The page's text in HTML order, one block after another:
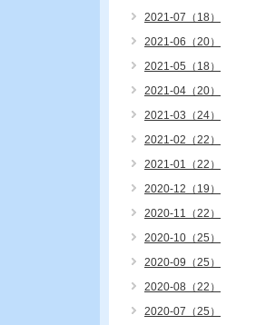
2021-07（18）
2021-06（20）
2021-05（18）
2021-04（20）
2021-03（24）
2021-02（22）
2021-01（22）
2020-12（19）
2020-11（22）
2020-10（25）
2020-09（25）
2020-08（22）
2020-07（25）